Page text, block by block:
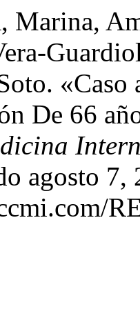
Marina,
De 66
agosto 7,